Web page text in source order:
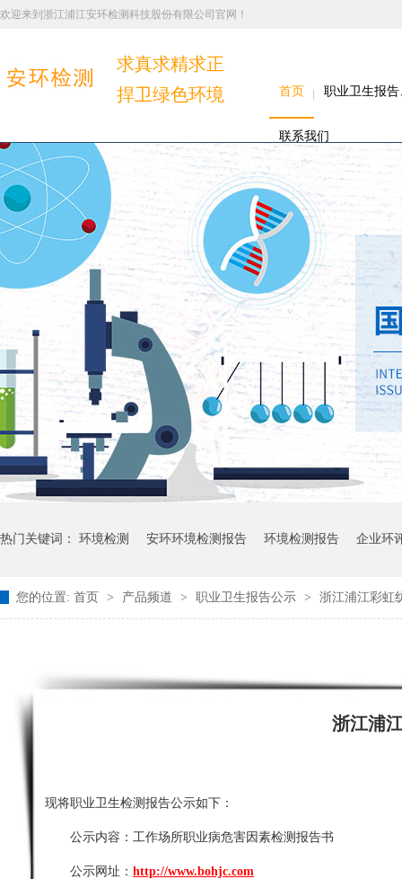
欢迎来到浙江浦江安环检测科技股份有限公司官网！
求真求精求正
捍卫绿色环境
首页 职业卫生报
联系我们
热门关键词： 环境检测 安环环境检测报告 环境检测报告 企业环
您的位置: 首页 > 产品频道 > 职业卫生报告公示 > 浙江浦江彩虹
浙江浦
现将职业卫生检测报告公示如下：
公示内容： 工作场所职业病危害因素检测报告书
公示网址： http://www.bohjc.com